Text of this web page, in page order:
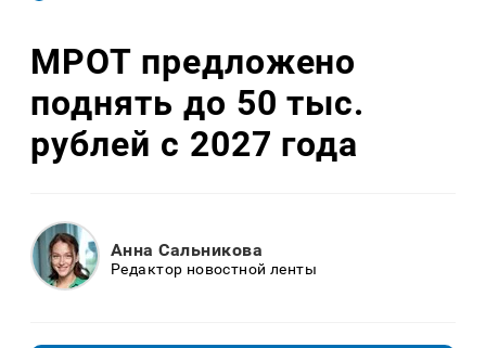
МРОТ предложено
поднять до 50 тыс.
рублей с 2027 года
Анна Сальникова
Редактор новостной ленты